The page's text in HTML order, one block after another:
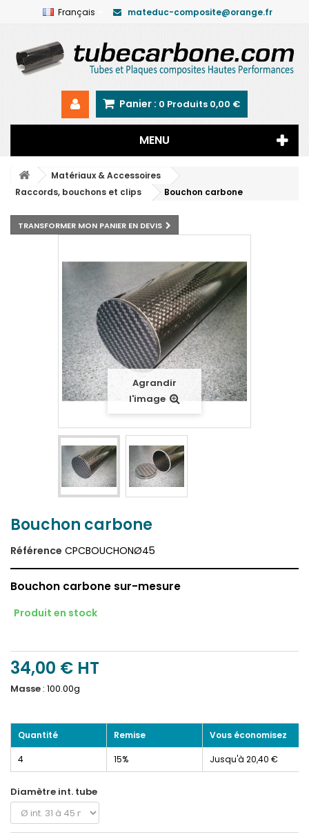
Français mateduc-composite@orange.fr
Panier : 0 Produits 0,00 €
MENU
Matériaux & Accessoires
Raccords, bouchons et clips
Bouchon carbone
TRANSFORMER MON PANIER EN DEVIS
Agrandir
l'image
Bouchon carbone
Référence CPCBOUCHONØ45
Bouchon carbone sur-mesure
Produit en stock
34,00 € HT
Masse : 100.00g
Quantité Remise Vous économisez
4 15% Jusqu'à 20,40 €
Diamètre int. tube